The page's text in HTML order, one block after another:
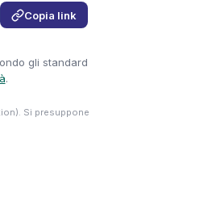
Copia link
gli standard
.
Si presuppone